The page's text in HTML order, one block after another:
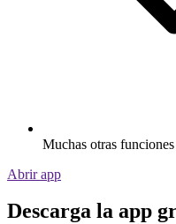
Muchas otras
Abrir app
Descarga la app